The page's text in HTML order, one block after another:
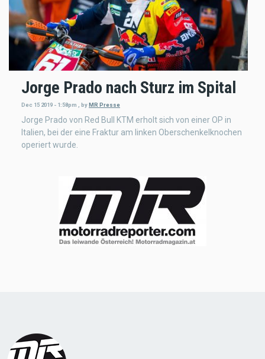
Jorge Prado nach Sturz im Spital
Dec 15 2019 - 1:58pm , by MR Presse
Jorge Prado von Red Bull KTM erholt sich von einer OP in
Italien, bei der eine Fraktur am linken Oberschenkelknochen
operiert wurde.